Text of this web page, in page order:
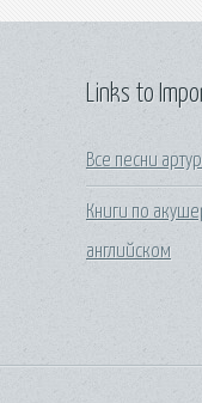
Links to
Все песни
Книги по
английском